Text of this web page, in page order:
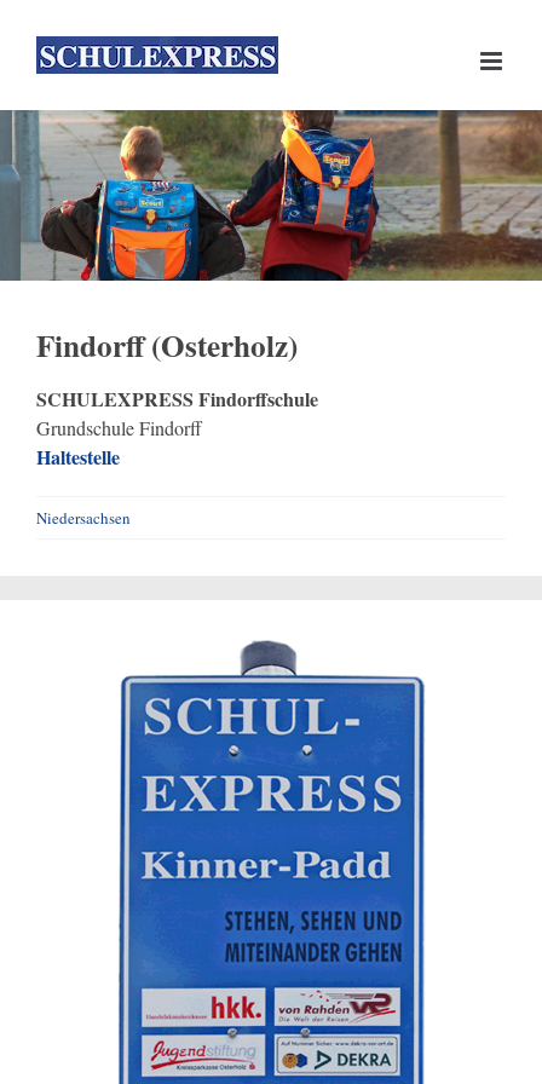
content
Findorff (Osterholz)
SCHULEXPRESS Findorffschule
Grundschule Findorff
Haltestelle
Niedersachsen